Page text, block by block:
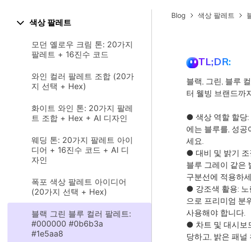
색상 팔레트
모던 옐로우 크림 톤: 20가지
팔레트 + 16진수 코드
와인 컬러 팔레트 조합 (20가
지 선택 + Hex)
화이트 와인 톤: 20가지 팔레
트 조합 + Hex + AI 디자인
웨딩 톤: 20가지 팔레트 아이
디어 + 16진수 코드 + AI 디
자인
폭포 색상 팔레트 아이디어
(20가지 선택 + Hex)
블랙 그린 블루 컬러 팔레트:
#000000 #0b6b3a
#1e5aa8
Blog 색상 팔레트
TL;DR:
블랙, 그린, 블루
터 웰빙 브랜드까
● 색상 역할 할당:
에는 블루를, 성
세요.
● 대비 및 밝기 조
블루 그레이 같은
구분선에 적용하
● 강조색 활용: 노
으로 프리미엄 분
사용해야 합니다.
● 차트 및 대시보
당하고, 밝은 패